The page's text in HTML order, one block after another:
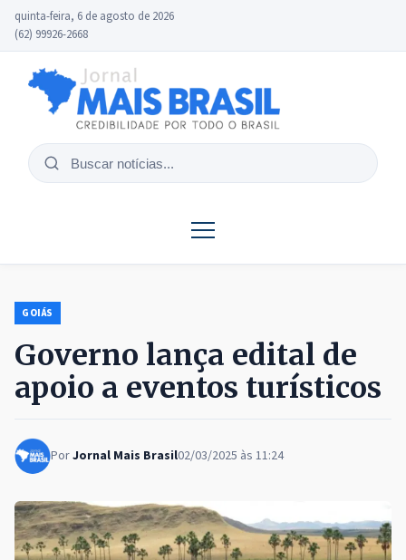
quinta-feira, 6 de agosto de 2026
(62) 99926-2668
Buscar
GOIÁS
Governo lança edital de
apoio a eventos turísticos
PorJornal Mais Brasil02/03/2025 às 11:24